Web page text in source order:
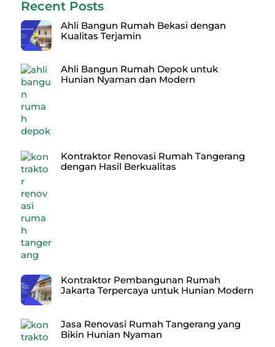
Recent Posts
Ahli Bangun Rumah Bekasi dengan
Kualitas Terjamin
Ahli Bangun Rumah Depok untuk
Hunian Nyaman dan Modern
Kontraktor Renovasi Rumah Tangerang
dengan Hasil Berkualitas
Kontraktor Pembangunan Rumah
Jakarta Terpercaya untuk Hunian Modern
Jasa Renovasi Rumah Tangerang yang
Bikin Hunian Nyaman